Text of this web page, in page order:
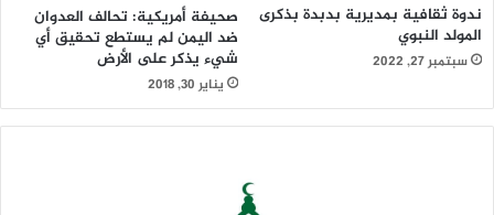
ندوة ثقافية بمديرية بدبدة بذكرى
المولد النبوي
سبتمبر 27, 2022
صحيفة أمريكية: تحالف العدوان
ضد اليمن لم يستطع تحقيق أي
شيء يذكر على الأرض
يناير 30, 2018